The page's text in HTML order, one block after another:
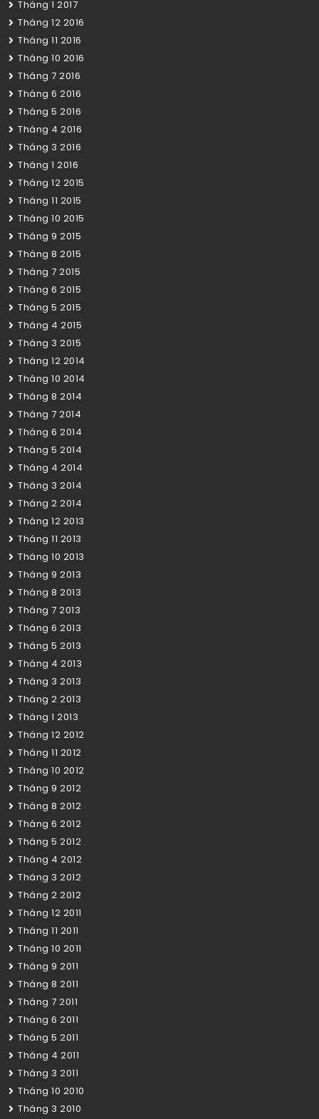
Tháng 1 2017
Tháng 12 2016
Tháng 11 2016
Tháng 10 2016
Tháng 7 2016
Tháng 6 2016
Tháng 5 2016
Tháng 4 2016
Tháng 3 2016
Tháng 1 2016
Tháng 12 2015
Tháng 11 2015
Tháng 10 2015
Tháng 9 2015
Tháng 8 2015
Tháng 7 2015
Tháng 6 2015
Tháng 5 2015
Tháng 4 2015
Tháng 3 2015
Tháng 12 2014
Tháng 10 2014
Tháng 8 2014
Tháng 7 2014
Tháng 6 2014
Tháng 5 2014
Tháng 4 2014
Tháng 3 2014
Tháng 2 2014
Tháng 12 2013
Tháng 11 2013
Tháng 10 2013
Tháng 9 2013
Tháng 8 2013
Tháng 7 2013
Tháng 6 2013
Tháng 5 2013
Tháng 4 2013
Tháng 3 2013
Tháng 2 2013
Tháng 1 2013
Tháng 12 2012
Tháng 11 2012
Tháng 10 2012
Tháng 9 2012
Tháng 8 2012
Tháng 6 2012
Tháng 5 2012
Tháng 4 2012
Tháng 3 2012
Tháng 2 2012
Tháng 12 2011
Tháng 11 2011
Tháng 10 2011
Tháng 9 2011
Tháng 8 2011
Tháng 7 2011
Tháng 6 2011
Tháng 5 2011
Tháng 4 2011
Tháng 3 2011
Tháng 10 2010
Tháng 3 2010